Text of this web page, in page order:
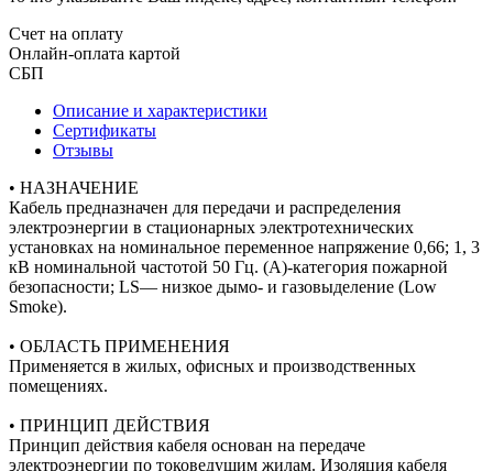
Счет на оплату
Онлайн-оплата картой
СБП
Описание и характеристики
Сертификаты
Отзывы
• НАЗНАЧЕНИЕ
Кабель предназначен для передачи и распределения
электроэнергии в стационарных электротехнических
установках на номинальное переменное напряжение 0,66; 1, 3
кВ номинальной частотой 50 Гц. (A)-категория пожарной
безопасности; LS— низкое дымо- и газовыделение (Low
Smoke).
• ОБЛАСТЬ ПРИМЕНЕНИЯ
Применяется в жилых, офисных и производственных
помещениях.
• ПРИНЦИП ДЕЙСТВИЯ
Принцип действия кабеля основан на передаче
электроэнергии по токоведущим жилам. Изоляция кабеля